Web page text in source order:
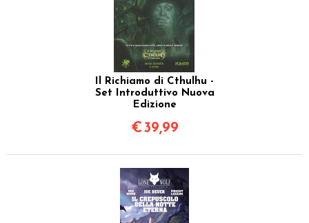
Il Richiamo di Cthulhu -
Set Introduttivo Nuova
Edizione
€39,99